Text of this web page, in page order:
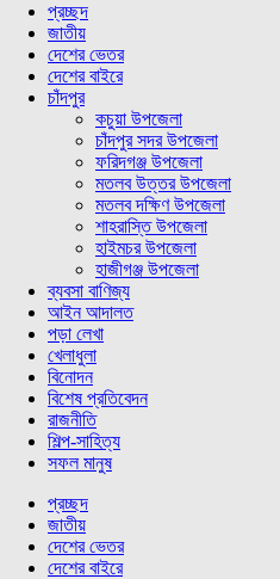
প্রচ্ছদ
জাতীয়
দেশের ভেতর
দেশের বাইরে
চাঁদপুর
কচুয়া উপজেলা
চাঁদপুর সদর উপজেলা
ফরিদগঞ্জ উপজেলা
মতলব উত্তর উপজেলা
মতলব দক্ষিণ উপজেলা
শাহরাস্তি উপজেলা
হাইমচর উপজেলা
হাজীগঞ্জ উপজেলা
ব্যবসা বাণিজ্য
আইন আদালত
পড়া লেখা
খেলাধুলা
বিনোদন
বিশেষ প্রতিবেদন
রাজনীতি
শিল্প-সাহিত্য
সফল মানুষ
প্রচ্ছদ
জাতীয়
দেশের ভেতর
দেশের বাইরে